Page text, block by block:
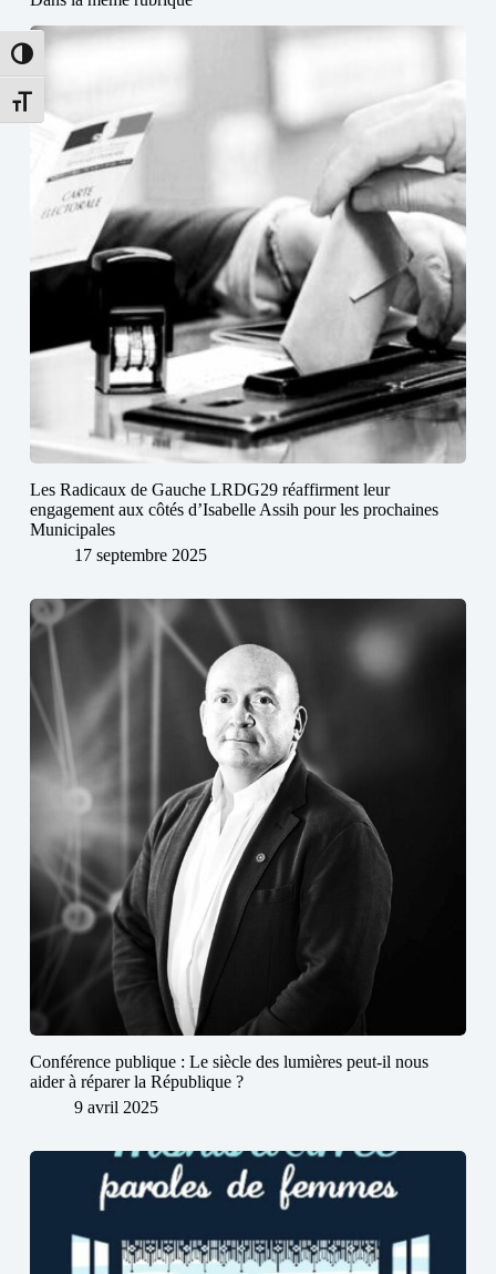
Passer en contraste élevé
Changer la taille de la police
Les Radicaux de Gauche LRDG29 réaffirment leur
engagement aux côtés d’Isabelle Assih pour les prochaines
Municipales
17 septembre 2025
Conférence publique : Le siècle des lumières peut-il nous
aider à réparer la République ?
9 avril 2025